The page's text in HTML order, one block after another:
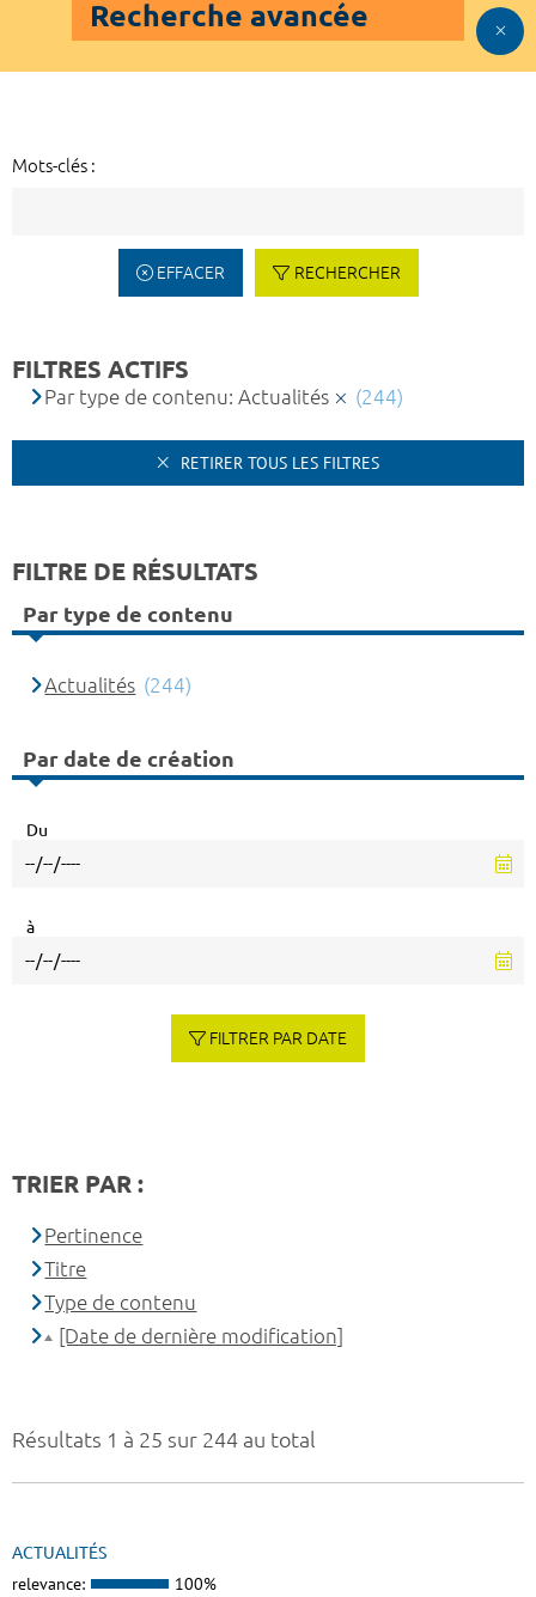
Recherche avancée
Mots-clés :
EFFACER RECHERCHER
Résultats 1 à 25 sur 244 au total
ACTUALITÉS
relevance: 100%
FILTRES ACTIFS
Par type de contenu: Actualités (244)
RETIRER TOUS LES FILTRES
FILTRE DE RÉSULTATS
Par type de contenu
Actualités (244)
Par date de création
Du
à
FILTRER PAR DATE
TRIER PAR :
Pertinence
Titre
Type de contenu
[Date de dernière modification]